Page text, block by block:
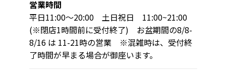
営業時間
平日11:00～20:00 土日祝日 11:00~21:00
(※閉店1時間前に受付終了) お盆期間の8/8-
8/16 は 11-21時の営業 ※混雑時は、受付終
了時間が早まる場合が御座います。